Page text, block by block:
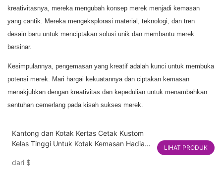
kreativitasnya, mereka mengubah konsep merek menjadi kemasan
yang cantik. Mereka mengeksplorasi material, teknologi, dan tren
desain baru untuk menciptakan solusi unik dan membantu merek
bersinar.
Kesimpulannya, pengemasan yang kreatif adalah kunci untuk membuka
potensi merek. Mari hargai kekuatannya dan ciptakan kemasan
menakjubkan dengan kreativitas dan kepedulian untuk menambahkan
sentuhan cemerlang pada kisah sukses merek.
Kantong dan Kotak Kertas Cetak Kustom
Kelas Tinggi Untuk Kotak Kemasan Hadiah
dari $
LIHAT PRODUK